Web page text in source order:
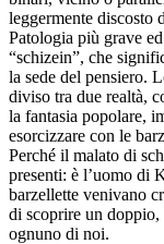
leggermente discosto
Patologia più grave
“schizein”, che
la sede del pensiero.
diviso tra due realtà,
la fantasia popolare,
esorcizzare con le
Perché il malato di
presenti: è l’uomo di
barzellette venivano
di scoprire un doppio,
ognuno di noi.